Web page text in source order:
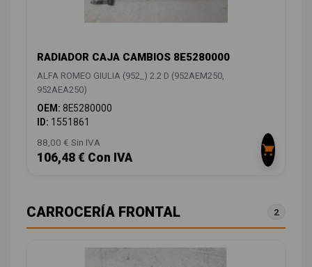
RADIADOR CAJA CAMBIOS 8E5280000
ALFA ROMEO GIULIA (952_) 2.2 D (952AEM250,
952AEA250)
OEM: 8E5280000
ID: 1551861
88,00 € Sin IVA
106,48 € Con IVA
CARROCERÍA FRONTAL 2